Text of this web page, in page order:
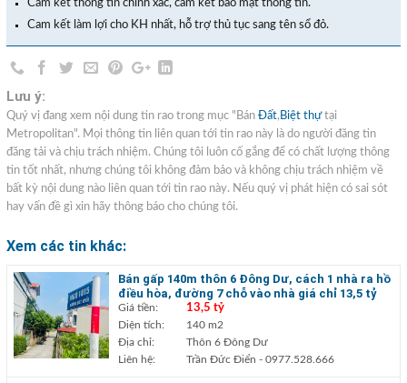
Cam kết thông tin chính xác, cam kết bảo mật thông tin.
Cam kết làm lợi cho KH nhất, hỗ trợ thủ tục sang tên sổ đỏ.
Lưu ý:
Quý vị đang xem nội dung tin rao trong mục "Bán Đất,Biệt thựtại
Metropolitan". Mọi thông tin liên quan tới tin rao này là do người đăng tin
đăng tải và chịu trách nhiệm. Chúng tôi luôn cố gắng để có chất lượng thông
tin tốt nhất, nhưng chúng tôi không đảm bảo và không chịu trách nhiệm về
bất kỳ nội dung nào liên quan tới tin rao này. Nếu quý vị phát hiện có sai sót
hay vấn đề gì xin hãy thông báo cho chúng tôi.
Xem các tin khác:
Bán gấp 140m thôn 6 Đông Dư, cách 1 nhà ra hồ
điều hòa, đường 7 chỗ vào nhà giá chỉ 13,5 tỷ
Giá tiền: 13,5 tỷ
Diện tích:
140 m2
Địa chỉ:
Thôn 6 Đông Dư
Liên hệ:
Trần Đức Điển - 0977.528.666